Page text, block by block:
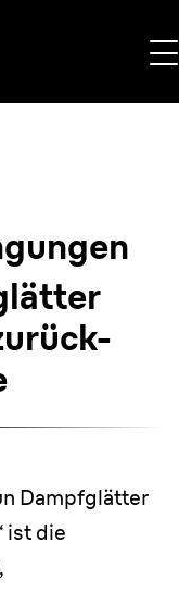
Dampfglätter
ist die
,